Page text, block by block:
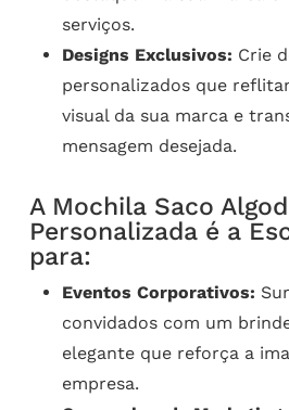
serviços.
Designs Exclusivos: Crie
personalizados que
visual da sua marca e
mensagem desejada.
A Mochila Saco
Personalizada é a
para:
Eventos Corporativos:
convidados com um
elegante que reforça a
empresa.